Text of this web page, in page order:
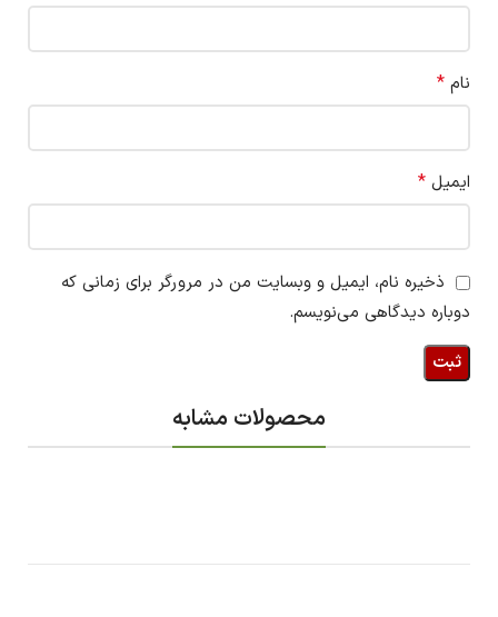
نام *
ایمیل *
ذخیره نام، ایمیل و وبسایت من در مرورگر برای زمانی که
دوباره دیدگاهی می‌نویسم.
محصولات مشابه